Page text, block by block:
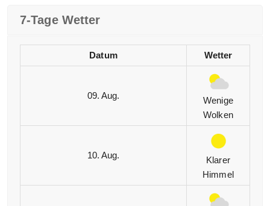
7-Tage Wetter
Datum Wetter
09. Aug.
Wenige
Wolken
10. Aug.
Klarer
Himmel